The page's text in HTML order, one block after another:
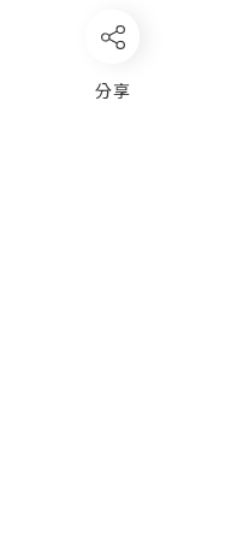
分享